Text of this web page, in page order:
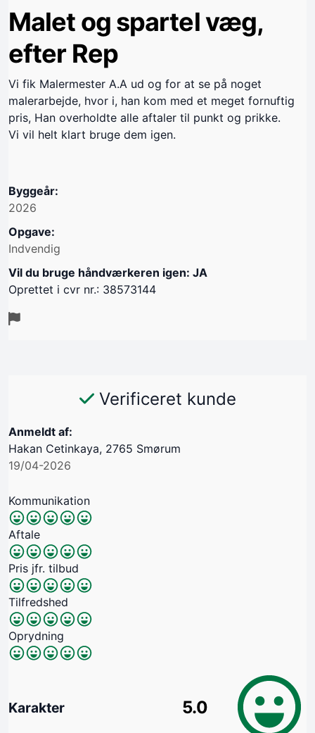
Malet og spartel væg,
efter Rep
Vi fik Malermester A.A ud og for at se på noget
malerarbejde, hvor i, han kom med et meget fornuftig
pris, Han overholdte alle aftaler til punkt og prikke.
Vi vil helt klart bruge dem igen.
Byggeår:
2026
Opgave:
Indvendig
Vil du bruge håndværkeren igen: JA
Oprettet i cvr nr.: 38573144
Verificeret kunde
Anmeldt af:
Hakan Cetinkaya, 2765 Smørum
19/04-2026
Kommunikation
Aftale
Pris jfr. tilbud
Tilfredshed
Oprydning
Karakter 5.0